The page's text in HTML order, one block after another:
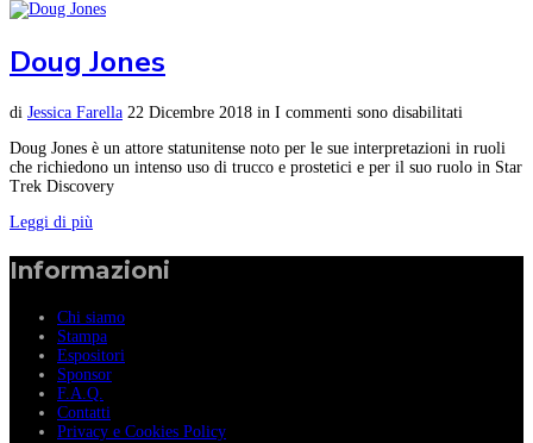
Doug Jones
di Jessica Farella 22 Dicembre 2018 in I commenti sono disabilitati
Doug Jones è un attore statunitense noto per le sue interpretazioni in ruoli
che richiedono un intenso uso di trucco e prostetici e per il suo ruolo in Star
Trek Discovery
Leggi di più
Informazioni
Chi siamo
Stampa
Espositori
Sponsor
F.A.Q.
Contatti
Privacy e Cookies Policy